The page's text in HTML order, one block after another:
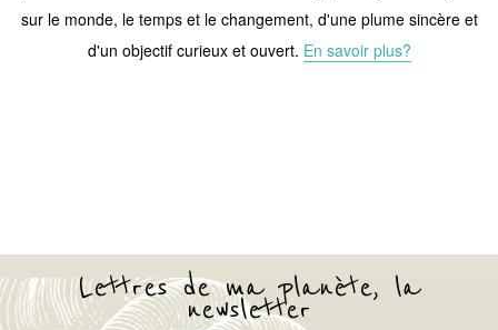
sur le monde, le temps et le changement, d'une plume sincère et
d'un objectif curieux et ouvert. En savoir plus?
Lettres de ma planète, la
newsletter